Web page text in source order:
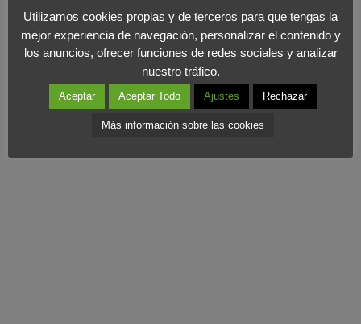
beneficia, percibiéndose como establecimientos con artículos
lowcost y al mismo tiempo con calidad. Por todo ello, pensamos
que le reto de muchos supermercados en es saber reinventarse
a través delMarketing Estratégico.
Utilizamos cookies propias y de terceros para que tengas la
mejor experiencia de navegación, personalizar el contenido y
los anuncios, ofrecer funciones de redes sociales y analizar
nuestro tráfico.
Aceptar Aceptar Todo Ajustes Rechazar
Más información sobre las cookies